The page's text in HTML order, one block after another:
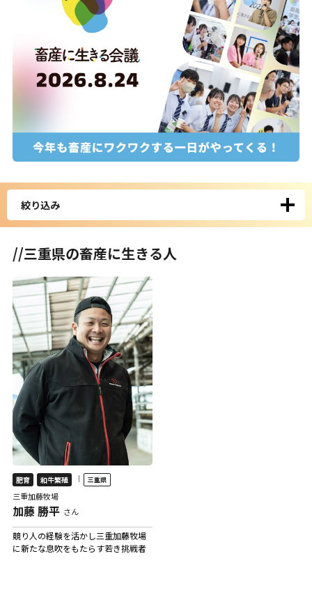
絞り込み
//三重県の畜産に生きる人
肥育 和牛繁殖 ｜ 三重県
三重加藤牧場
加藤 勝平 さん
競り人の経験を活かし三重加藤牧場
に新たな息吹をもたらす若き挑戦者